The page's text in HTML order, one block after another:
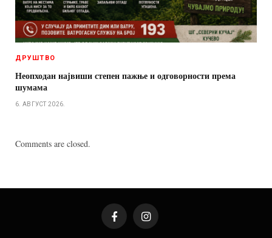
ДРУШТВО
Неопходан највиши степен пажње и одговорности према
шумама
6. АВГУСТ 2026.
Comments are closed.
FacebookInstagram